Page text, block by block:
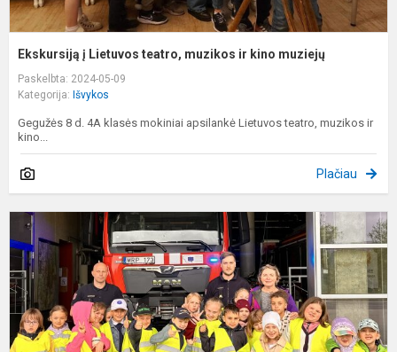
Ekskursiją į Lietuvos teatro, muzikos ir kino muziejų
Paskelbta: 2024-05-09
Kategorija: Išvykos
Gegužės 8 d. 4A klasės mokiniai apsilankė Lietuvos teatro, muzikos ir
kino...
Plačiau